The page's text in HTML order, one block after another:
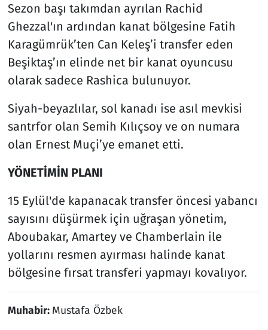
Sezon başı takımdan ayrılan Rachid
Ghezzal'ın ardından kanat bölgesine Fatih
Karagümrük’ten Can Keleş’i transfer eden
Beşiktaş’ın elinde net bir kanat oyuncusu
olarak sadece Rashica bulunuyor.
Siyah-beyazlılar, sol kanadı ise asıl mevkisi
santrfor olan Semih Kılıçsoy ve on numara
olan Ernest Muçi’ye emanet etti.
YÖNETİMİN PLANI
15 Eylül'de kapanacak transfer öncesi yabancı
sayısını düşürmek için uğraşan yönetim,
Aboubakar, Amartey ve Chamberlain ile
yollarını resmen ayırması halinde kanat
bölgesine fırsat transferi yapmayı kovalıyor.
Muhabir: Mustafa Özbek